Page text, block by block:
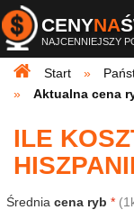
CENYNA
NAJCENNIEJSZY
Start
Aktualna cena
ILE
Średnia cena ryb *